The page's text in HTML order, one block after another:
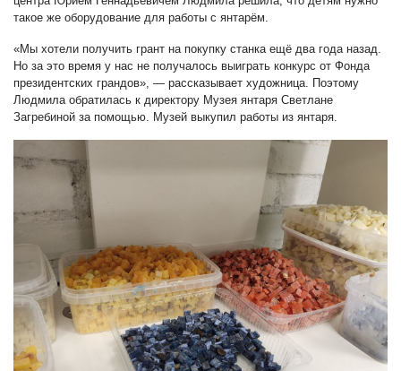
такое же оборудование для работы с янтарём.
«Мы хотели получить грант на покупку станка ещё два года назад.
Но за это время у нас не получалось выиграть конкурс от Фонда
президентских грандов», — рассказывает художница. Поэтому
Людмила обратилась к директору Музея янтаря Светлане
Загребиной за помощью. Музей выкупил работы из янтаря.